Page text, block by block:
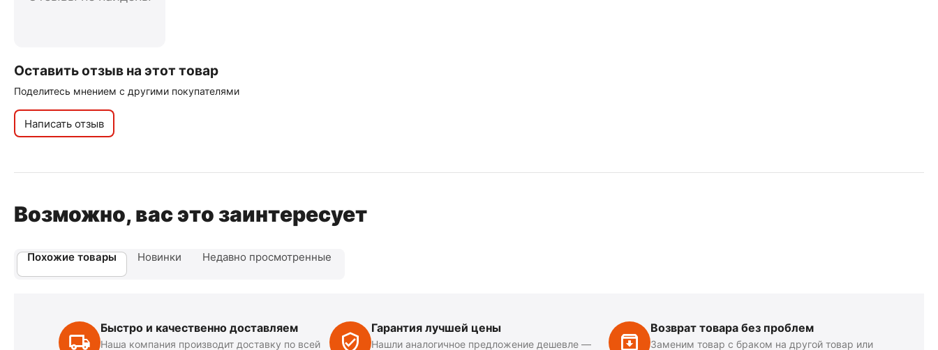
Оставить отзыв на этот товар
Поделитесь мнением с другими покупателями
Написать отзыв
Возможно, вас это заинтересует
Похожие товары Новинки Недавно просмотренные
Быстро и качественно доставляем
Наша компания производит доставку по всей
Гарантия лучшей цены
Нашли аналогичное предложение дешевле —
Возврат товара без проблем
Заменим товар с браком на другой товар или